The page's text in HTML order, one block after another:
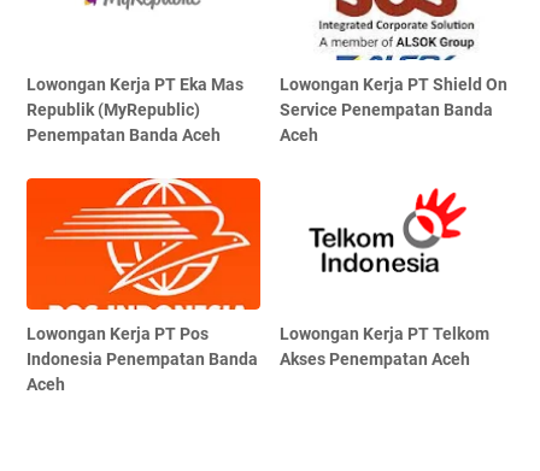
Lowongan Kerja PT Eka Mas
Republik (MyRepublic)
Penempatan Banda Aceh
Lowongan Kerja PT Shield On
Service Penempatan Banda
Aceh
Lowongan Kerja PT Pos
Indonesia Penempatan Banda
Aceh
Lowongan Kerja PT Telkom
Akses Penempatan Aceh